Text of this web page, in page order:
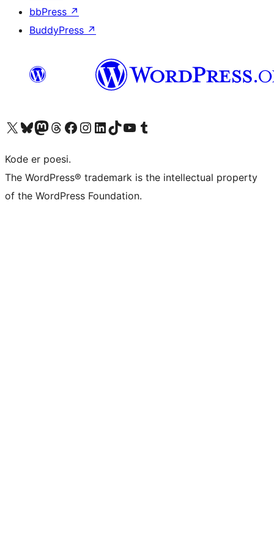
bbPress ↗
BuddyPress ↗
Besøg vores X (tidligere Twitter) konto
Besøg vores Bluesky-konto
Besøg vores Mastodon konto
Besøg vores Threads-konto
Besøg vores Facebook sideBesøg vores Instagram konto
Besøg vores LinkedIn konto
Besøg vores TikTok-konto
Besøg vores YouTube-kanalBesøg vores Tumblr-konto
Kode er poesi.
The WordPress® trademark is the intellectual property
of the WordPress Foundation.